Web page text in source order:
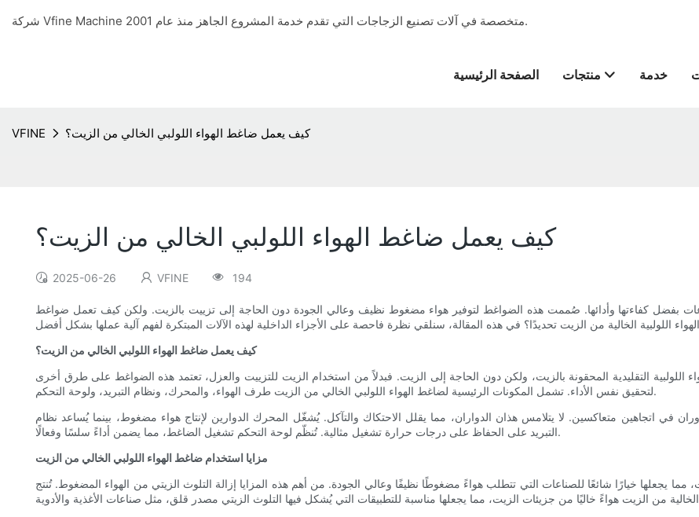
شركة Vfine Machine متخصصة في آلات تصنيع الزجاجات التي تقدم خدمة المشروع الجاهز منذ عام 2001.
الصفحة الرئيسية منتجات خدمة
VFINE كيف يعمل ضاغط الهواء اللولبي الخالي من الزيت؟
كيف يعمل ضاغط الهواء اللولبي الخالي من الزيت؟
2025-06-26 VFINE 194
بفضل كفاءتها وأدائها. صُممت هذه الضواغط لتوفير هواء مضغوط نظيف وعالي الجودة دون الحاجة إلى تزييت بالزيت. ولكن كيف تعمل ضواغط
كيف يعمل ضاغط الهواء اللولبي الخالي من الزيت؟
اللولبية التقليدية المحقونة بالزيت، ولكن دون الحاجة إلى الزيت. فبدلاً من استخدام الزيت للتزييت والعزل، تعتمد هذه الضواغط على طرق أخرى
لتحقيق نفس الأداء. تشمل المكونات الرئيسية لضاغط الهواء اللولبي الخالي من الزيت طرف الهواء، والمحرك، ونظام التبريد، ولوحة التحكم.
في اتجاهين متعاكسين. لا يتلامس هذان الدواران، مما يقلل الاحتكاك والتآكل. يُشغّل المحرك الدوارين لإنتاج هواء مضغوط، بينما يُساعد نظام
التبريد على الحفاظ على درجات حرارة تشغيل مثالية. تُنظّم لوحة التحكم تشغيل الضاغط، مما يضمن أداءً سلسًا وفعالًا.
مزايا استخدام ضاغط الهواء اللولبي الخالي من الزيت
مما يجعلها خيارًا شائعًا للصناعات التي تتطلب هواءً مضغوطًا نظيفًا وعالي الجودة. من أهم هذه المزايا إزالة التلوث الزيتي من الهواء المضغوط. تُنتج